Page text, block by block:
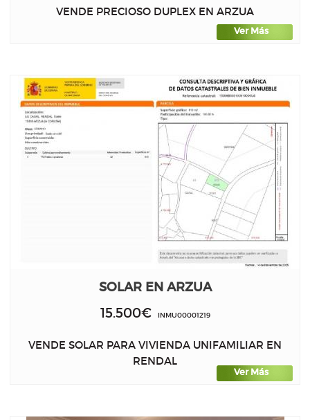
VENDE PRECIOSO DUPLEX EN ARZUA
Ver Más
SOLAR EN ARZUA
15.500€INMU00001219
VENDE SOLAR PARA VIVIENDA UNIFAMILIAR EN
RENDAL
Ver Más